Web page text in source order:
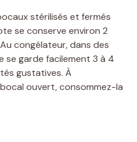
stérilisés et fermés
se conserve environ 2
congélateur, dans des
se garde facilement 3 à 4
gustatives. À
ouvert, consommez-la